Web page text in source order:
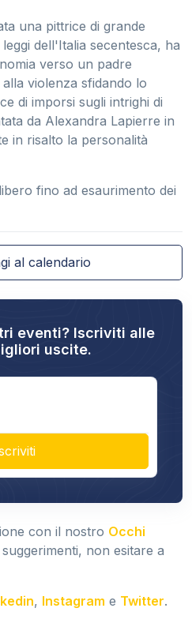
una pittrice di grande
dell'Italia secentesca, ha
verso un padre
violenza sfidando lo
di imporsi sugli intrighi di
da Alexandra Lapierre in
in risalto la personalità
fino ad esaurimento dei
al calendario
eventi? Iscriviti alle
uscite.
con il nostro Occhi
non esitare a
, Instagram e Twitter.